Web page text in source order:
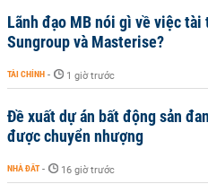
Lãnh đạo MB nói gì về việc
Sungroup và Masterise?
TÀI CHÍNH - 1 giờ trước
Đề xuất dự án bất động sản
được chuyển nhượng
NHÀ ĐẤT - 16 giờ trước